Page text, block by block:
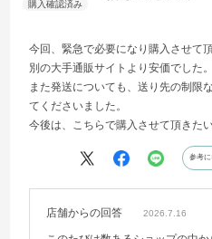
今回、緊急で必要になり購入させて
別の大手通販サイトより安価でした。
また発送についても、送り先の制限
てくださいました。
今後は、こちらで購入させて頂きた
参考に
店舗からの回答 2026.7.16